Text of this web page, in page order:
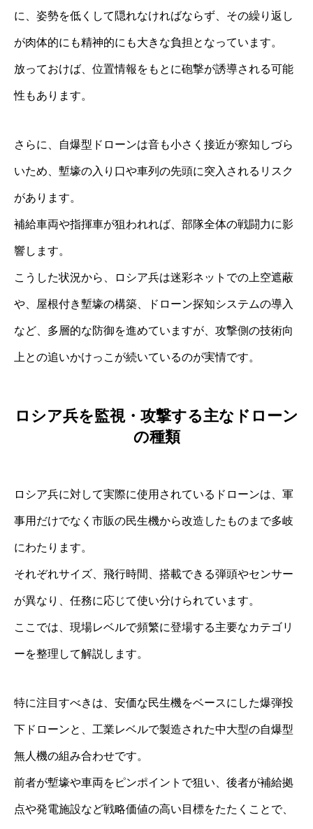
に、姿勢を低くして隠れなければならず、その繰り返し
が肉体的にも精神的にも大きな負担となっています。
放っておけば、位置情報をもとに砲撃が誘導される可能
性もあります。
さらに、自爆型ドローンは音も小さく接近が察知しづら
いため、塹壕の入り口や車列の先頭に突入されるリスク
があります。
補給車両や指揮車が狙われれば、部隊全体の戦闘力に影
響します。
こうした状況から、ロシア兵は迷彩ネットでの上空遮蔽
や、屋根付き塹壕の構築、ドローン探知システムの導入
など、多層的な防御を進めていますが、攻撃側の技術向
上との追いかけっこが続いているのが実情です。
ロシア兵を監視・攻撃する主なドローン
の種類
ロシア兵に対して実際に使用されているドローンは、軍
事用だけでなく市販の民生機から改造したものまで多岐
にわたります。
それぞれサイズ、飛行時間、搭載できる弾頭やセンサー
が異なり、任務に応じて使い分けられています。
ここでは、現場レベルで頻繁に登場する主要なカテゴリ
ーを整理して解説します。
特に注目すべきは、安価な民生機をベースにした爆弾投
下ドローンと、工業レベルで製造された中大型の自爆型
無人機の組み合わせです。
前者が塹壕や車両をピンポイントで狙い、後者が補給拠
点や発電施設など戦略価値の高い目標をたたくことで、